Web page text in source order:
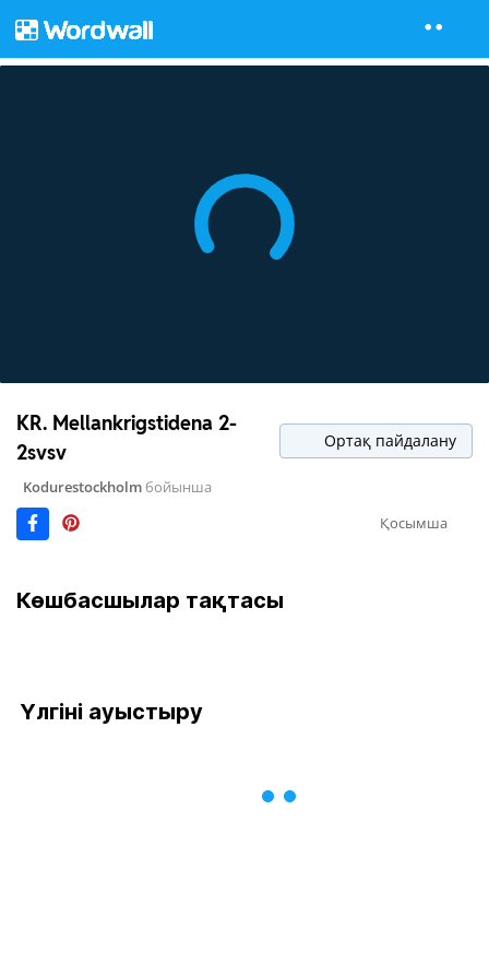
KR. Mellankrigstidena 2-
2svsv
Ортақ пайдалану
Kodurestockholmбойынша
Қосымша
Көшбасшылар тақтасы
Үлгіні ауыстыру